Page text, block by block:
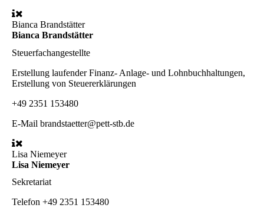
Bianca Brandstätter
Bianca Brandstätter
Steuerfachangestellte
Erstellung laufender Finanz- Anlage- und Lohnbuchhaltungen,
Erstellung von Steuererklärungen
+49 2351 153480
E-Mail brandstaetter@pett-stb.de
Lisa Niemeyer
Lisa Niemeyer
Sekretariat
Telefon +49 2351 153480